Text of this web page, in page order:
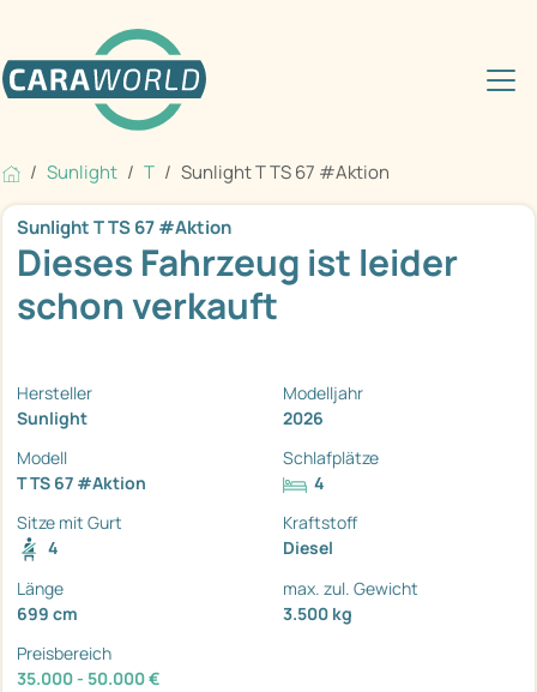
Sunlight T Sunlight T TS 67 #Aktion
Sunlight T TS 67 #Aktion
Dieses Fahrzeug ist leider
schon verkauft
Hersteller
Sunlight
Modelljahr
2026
Modell
T TS 67 #Aktion
Schlafplätze
4
Sitze mit Gurt
4
Kraftstoff
Diesel
Länge
699 cm
max. zul. Gewicht
3.500 kg
Preisbereich
35.000 - 50.000 €